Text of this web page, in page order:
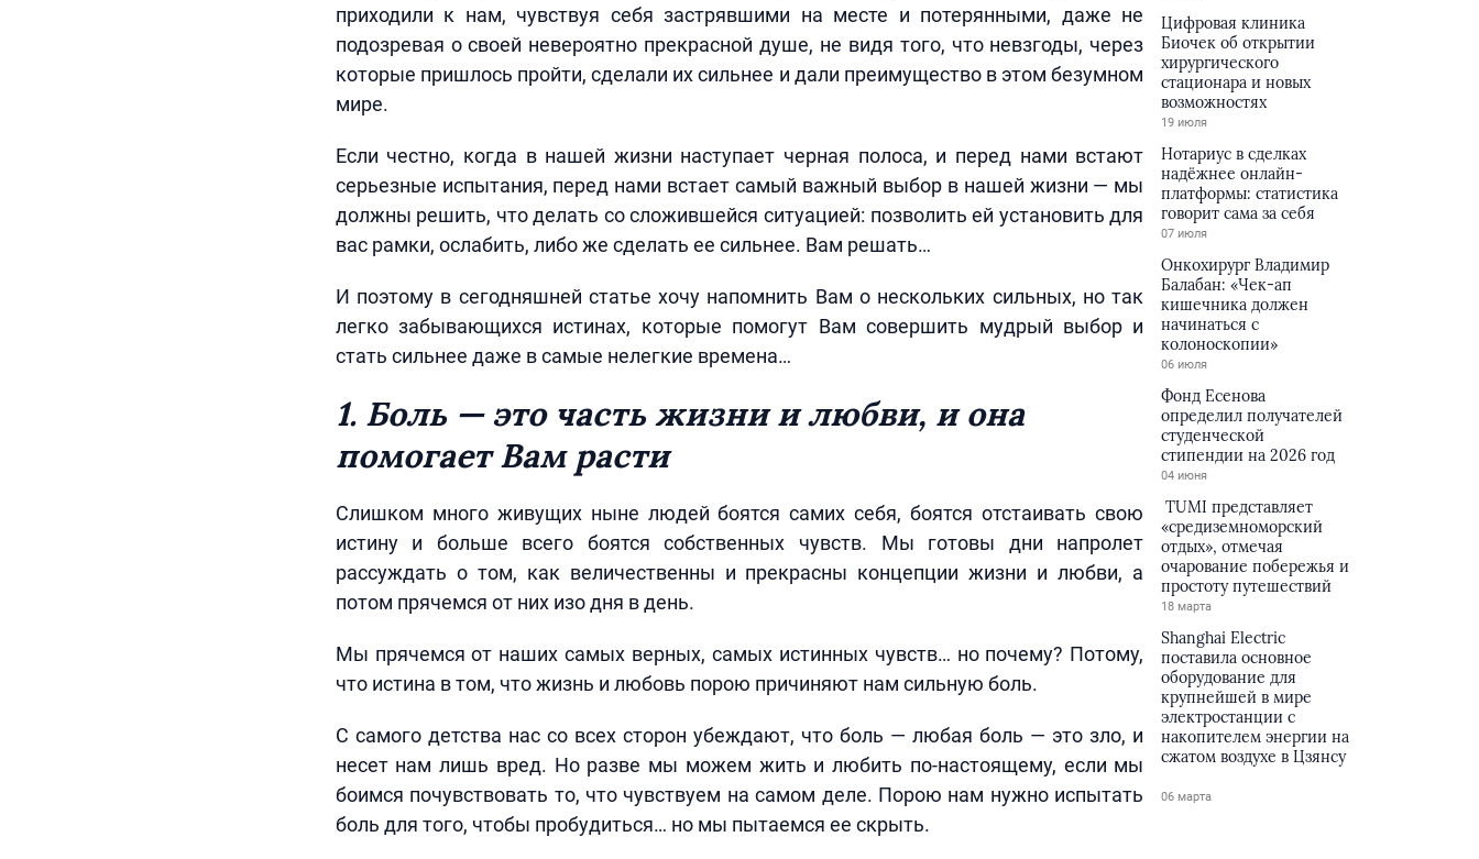
приходили к нам, чувствуя себя застрявшими на месте и потерянными, даже не
подозревая о своей невероятно прекрасной душе, не видя того, что невзгоды, через
которые пришлось пройти, сделали их сильнее и дали преимущество в этом безумном
мире.
Если честно, когда в нашей жизни наступает черная полоса, и перед нами встают
серьезные испытания, перед нами встает самый важный выбор в нашей жизни — мы
должны решить, что делать со сложившейся ситуацией: позволить ей установить для
вас рамки, ослабить, либо же сделать ее сильнее. Вам решать…
И поэтому в сегодняшней статье хочу напомнить Вам о нескольких сильных, но так
легко забывающихся истинах, которые помогут Вам совершить мудрый выбор и
стать сильнее даже в самые нелегкие времена…
1. Боль — это часть жизни и любви, и она
помогает Вам расти
Слишком много живущих ныне людей боятся самих себя, боятся отстаивать свою
истину и больше всего боятся собственных чувств. Мы готовы дни напролет
рассуждать о том, как величественны и прекрасны концепции жизни и любви, а
потом прячемся от них изо дня в день.
Мы прячемся от наших самых верных, самых истинных чувств… но почему? Потому,
что истина в том, что жизнь и любовь порою причиняют нам сильную боль.
С самого детства нас со всех сторон убеждают, что боль — любая боль — это зло, и
несет нам лишь вред. Но разве мы можем жить и любить по-настоящему, если мы
боимся почувствовать то, что чувствуем на самом деле. Порою нам нужно испытать
боль для того, чтобы пробудиться… но мы пытаемся ее скрыть.
Цифровая клиника
Биочек об открытии
хирургического
стационара и новых
возможностях
19 июля
Нотариус в сделках
надёжнее онлайн-
платформы: статистика
говорит сама за себя
07 июля
Онкохирург Владимир
Балабан: «Чек-ап
кишечника должен
начинаться с
колоноскопии»
06 июля
Фонд Есенова
определил получателей
студенческой
стипендии на 2026 год
04 июня
TUMI представляет
«средиземноморский
отдых», отмечая
очарование побережья и
простоту путешествий
18 марта
Shanghai Electric
поставила основное
оборудование для
крупнейшей в мире
электростанции с
накопителем энергии на
сжатом воздухе в Цзянсу
06 марта